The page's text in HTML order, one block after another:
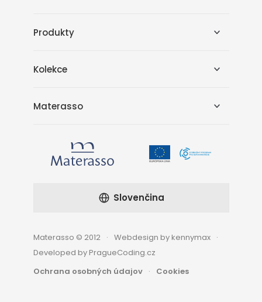
Produkty
Kolekce
Materasso
Materasso © 2012
Webdesign by kennymax
Developed by PragueCoding.cz
Ochrana osobných údajov
Cookies
Slovenčina